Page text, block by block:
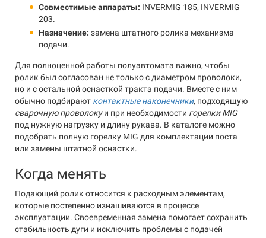
Совместимые аппараты: INVERMIG 185, INVERMIG
203.
Назначение: замена штатного ролика механизма
подачи.
Для полноценной работы полуавтомата важно, чтобы
ролик был согласован не только с диаметром проволоки,
но и с остальной оснасткой тракта подачи. Вместе с ним
обычно подбирают контактные наконечники, подходящую
сварочную проволокуи при необходимости горелки MIG
под нужную нагрузку и длину рукава. В каталоге можно
подобрать полную горелку MIG для комплектации поста
или замены штатной оснастки.
Когда менять
Подающий ролик относится к расходным элементам,
которые постепенно изнашиваются в процессе
эксплуатации. Своевременная замена помогает сохранить
стабильность дуги и исключить проблемы с подачей